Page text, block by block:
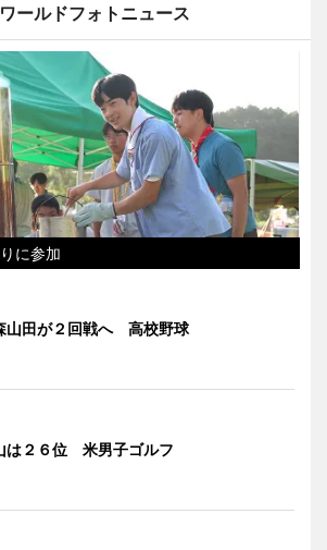
ワールドフォトニュース
に参加
山田が２回戦へ 高校野球
は２６位 米男子ゴルフ